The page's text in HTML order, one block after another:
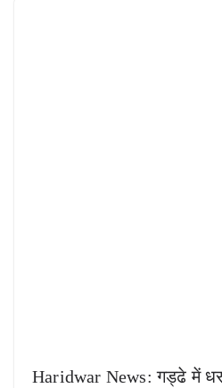
Haridwar News: गड्ढे में